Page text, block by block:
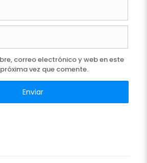
correo electrónico y web en este
vez que comente.